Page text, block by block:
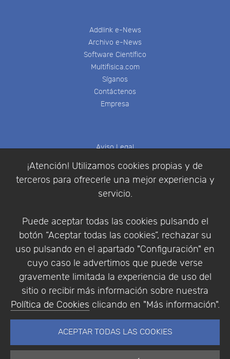
¡Atención! Utilizamos cookies propias y de
terceros para ofrecerle una mejor experiencia y
servicio.
Puede aceptar todas las cookies pulsando el
botón “Aceptar todas las cookies”, rechazar su
uso pulsando en el apartado "Configuración" en
cuyo caso le advertimos que puede verse
gravemente limitada la experiencia de uso del
sitio o recibir más información sobre nuestra
Política de Cookies clicando en "Más información".
ACEPTAR TODAS LAS COOKIES
Addlink e-News
Archivo e-News
Software Científico
Multifisica.com
Síganos
Contáctenos
Empresa
Aviso Legal
Política de Privacidad
Condiciones de compra
Identificarse
Empresa|Aviso Legal| Política de Privacidad |
Política de Cookies
© Copyright 1994 - 2026. Addlink Software
Científico, S.L.
Portugal.